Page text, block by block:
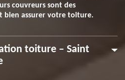
couvreurs sont des
bien assurer votre toiture.
toiture – Saint